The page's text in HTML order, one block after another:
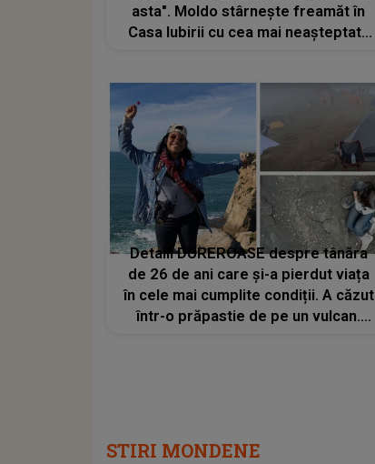
asta". Moldo stârnește freamăt în
Casa Iubirii cu cea mai neașteptată
toată situația: "Iauzi ce zile aștepta
Detalii DUREROASE despre tânăra
de 26 de ani care și-a pierdut viața
în cele mai cumplite condiții. A căzut
într-o prăpastie de pe un vulcan.
STIRI MONDENE